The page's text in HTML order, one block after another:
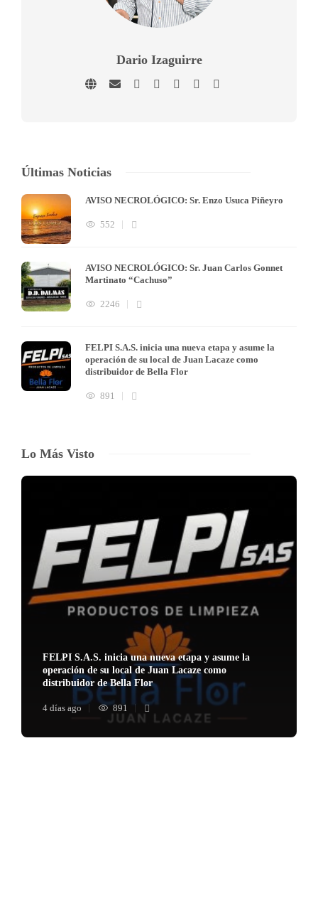
Dario Izaguirre
Últimas Noticias
AVISO NECROLÓGICO: Sr. Enzo Usuca Piñeyro
552
AVISO NECROLÓGICO: Sr. Juan Carlos Gonnet
Martinato “Cachuso”
2246
FELPI S.A.S. inicia una nueva etapa y asume la
operación de su local de Juan Lacaze como
distribuidor de Bella Flor
891
Lo Más Visto
FELPI S.A.S. inicia una nueva etapa y asume la
operación de su local de Juan Lacaze como
distribuidor de Bella Flor
4 días ago 891